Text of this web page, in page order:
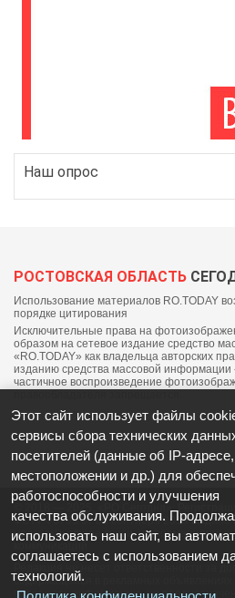
Наш опрос
РОСТОВСКАЯ ОБЛАСТЬ
Использование материалов RO.TODAY
порядке цитирования
Исключительные права на
образом на сетевое издание средство
«RO.TODAY» как владельца авторских
изданию средства массовой информации
частичное воспроизведение
© 2018 — 2025, «РО Сегодня».
ФС77-76703 от 06 сентября 2019 выдано
надзору в сфере связи, информационных
Редакция не несет ответственности за
содержащейся в рекламных объявлениях.
содержать информацию, не
Этот сайт использует файлы
сервисы сбора технических
посетителей (данные об IP-адресе,
местоположении и др.) для
работоспособности и улучшения
качества обслуживания.
использовать наш сайт, вы
соглашаетесь с использованием
технологий.